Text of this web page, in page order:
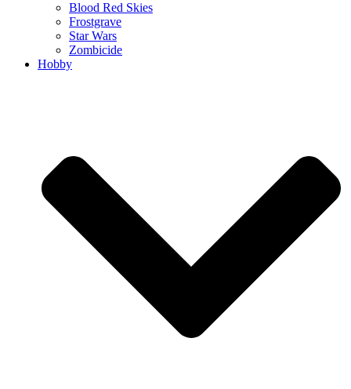
Blood Red Skies
Frostgrave
Star Wars
Zombicide
Hobby